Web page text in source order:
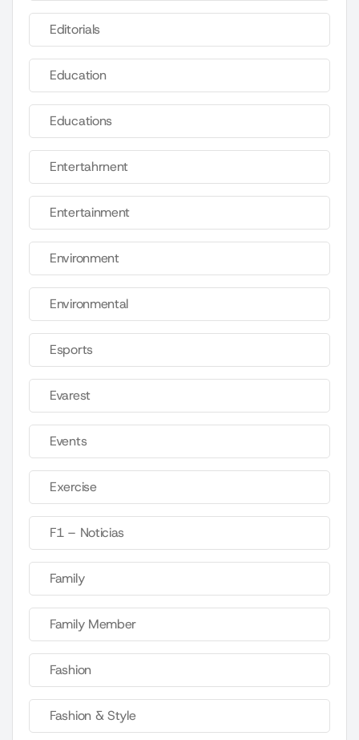
Editorials
Education
Educations
Entertahrnent
Entertainment
Environment
Environmental
Esports
Evarest
Events
Exercise
F1 – Noticias
Family
Family Member
Fashion
Fashion & Style